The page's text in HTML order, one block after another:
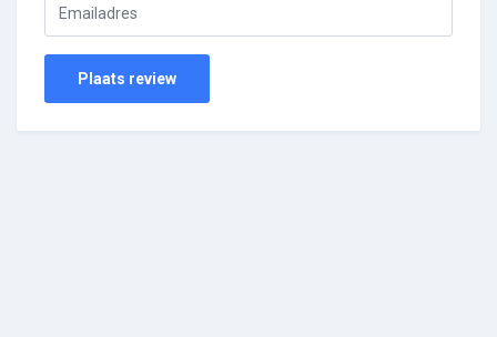
Plaats review